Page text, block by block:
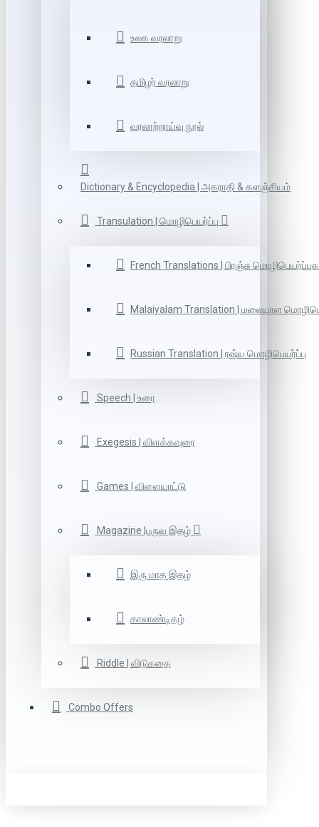
உலக வரலாறு
தமிழர் வரலாறு
வரலாற்றாய்வு நூல்
Dictionary & Encyclopedia | அகராதி & களஞ்சியம்
Transulation | மொழிபெயர்ப்பு
French Translations | பிரஞ்சு
Malaiyalam Translation | மலையாள
Russian Translation | ரஷ்ய மொழிபெயர்ப்பு
Speech | உரை
Exegesis | விளக்கவுரை
Games | விளையாட்டு
Magazine |பருவ இதழ்
இரு மாத இதழ்
காலாண்டிதழ்
Riddle | விடுகதை
Combo Offers